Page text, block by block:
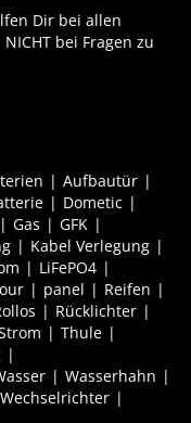
Dir bei allen
bei Fragen zu
Aufbautür
Dometic
Gas
GFK
Kabel Verlegung
LiFePO4
panel
Reifen
Rücklichter
Thule
Wasserhahn
Wechselrichter